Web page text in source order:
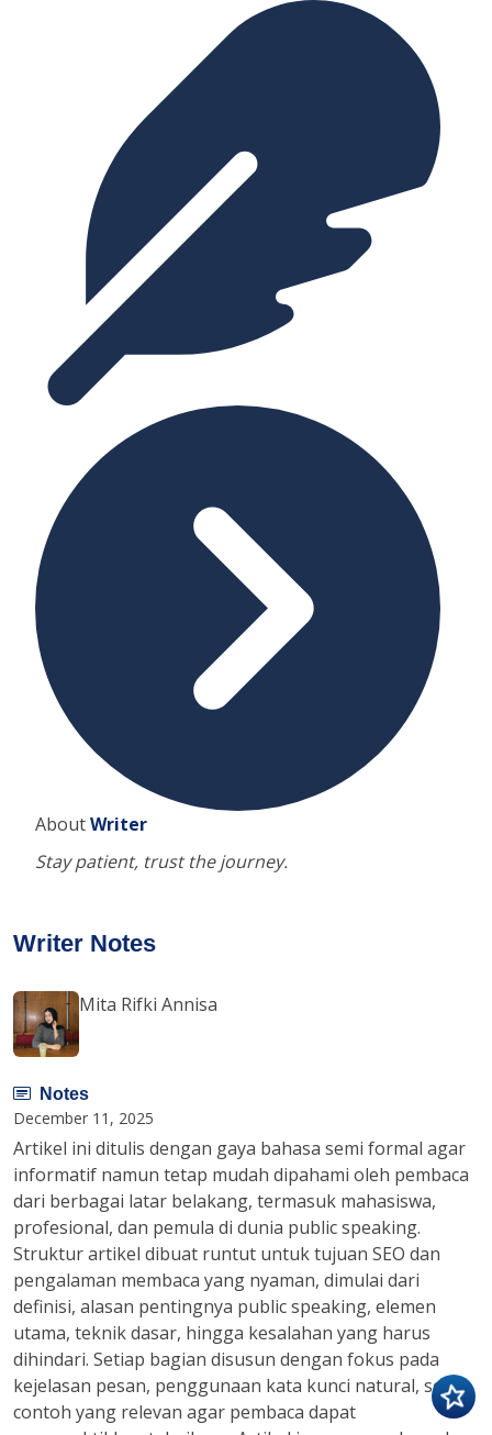
AboutWriter
Stay patient, trust the journey.
Writer Notes
Mita Rifki Annisa
Notes
December 11, 2025
Artikel ini ditulis dengan gaya bahasa semi formal agar
informatif namun tetap mudah dipahami oleh pembaca
dari berbagai latar belakang, termasuk mahasiswa,
profesional, dan pemula di dunia public speaking.
Struktur artikel dibuat runtut untuk tujuan SEO dan
pengalaman membaca yang nyaman, dimulai dari
definisi, alasan pentingnya public speaking, elemen
utama, teknik dasar, hingga kesalahan yang harus
dihindari. Setiap bagian disusun dengan fokus pada
kejelasan pesan, penggunaan kata kunci natural, serta
contoh yang relevan agar pembaca dapat